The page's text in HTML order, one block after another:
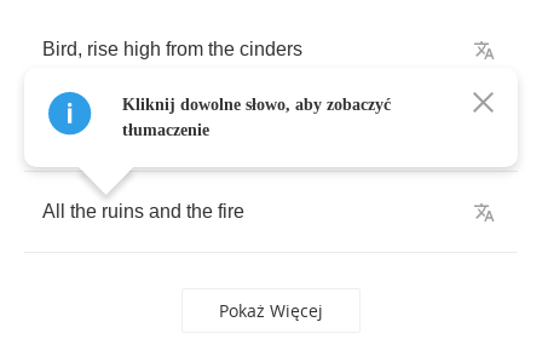
Bird, rise high from the cinders
Leave all behind
All the ruins and the fire
Pokaż Więcej
Kliknij dowolne słowo, aby zobaczyć
tłumaczenie